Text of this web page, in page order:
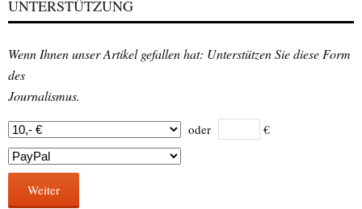
UNTERSTÜTZUNG
Wenn Ihnen unser Artikel gefallen hat: Unterstützen Sie diese Form
des
Journalismus.
oder €
Weiter